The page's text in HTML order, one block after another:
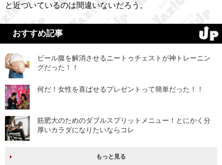
と近づいているのは間違いないだろう。
おすすめ記事
ビール腹を解消させるニートゥチェストが神トレーニン
グだった！！
何だ！女性を喜ばせるプレゼントって簡単だった！！
筋肥大のためのダブルスプリットメニュー！とにかく分
厚いカラダになりたいならコレ
もっと見る